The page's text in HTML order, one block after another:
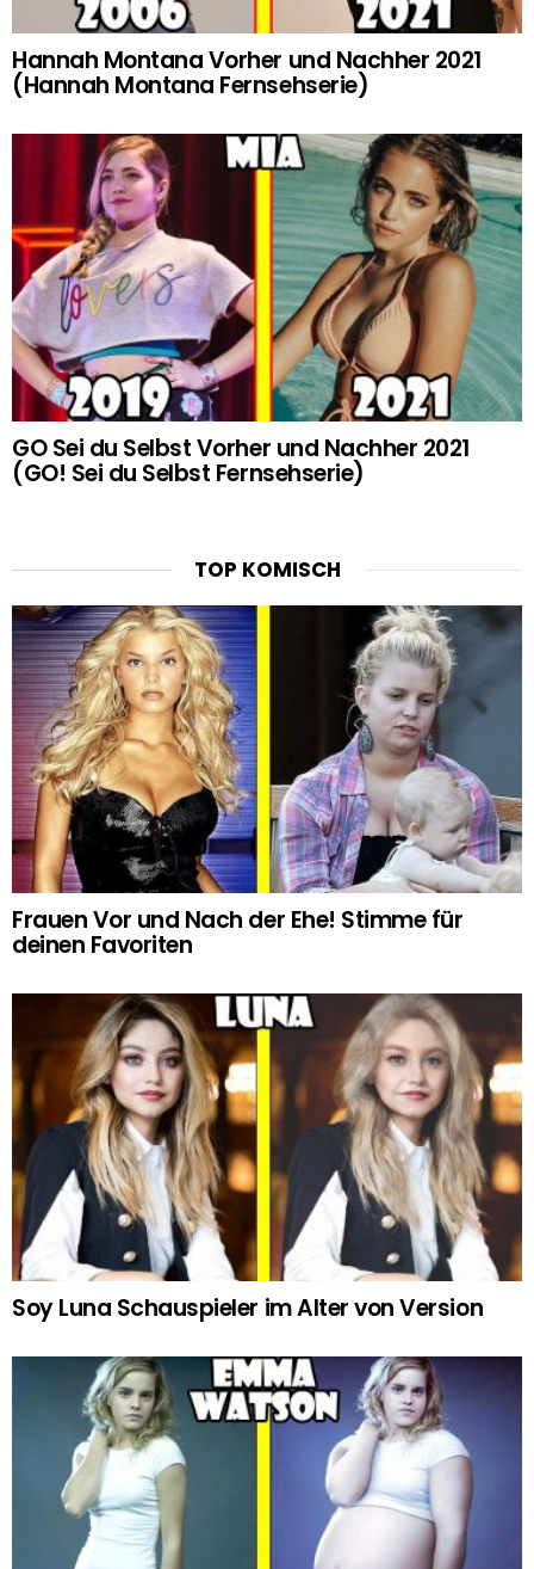
Hannah Montana Vorher und Nachher 2021
(Hannah Montana Fernsehserie)
GO Sei du Selbst Vorher und Nachher 2021
(GO! Sei du Selbst Fernsehserie)
TOP KOMISCH
Frauen Vor und Nach der Ehe! Stimme für
deinen Favoriten
Soy Luna Schauspieler im Alter von Version